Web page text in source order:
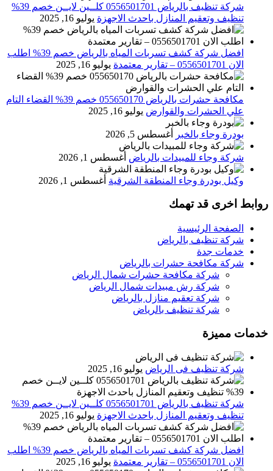
شركة تنظيف بالرياض 0556501701 كلــين لايــن خصم 39%
تنظيف وتعقيم المنازل باحدث الاجهزة يوليو 16, 2025
افضل شركة كشف تسربات المياه بالرياض خصم 39% اطلب
الان 0556501701‬‏ – تقارير معتمدة
يوليو 16, 2025
مكافحة حشرات بالرياض 055650170 خصم 39% القضاء التام
علي الحشرات والقوارض يوليو 16, 2025
بودرة وجاء بالخبر أغسطس 5, 2026
شركة وجاء للمبيدات بالرياض أغسطس 1, 2026
وكيل بودرة وجاء المنطقة الشرقية أغسطس 1, 2026
روابط اخرى قد تهمك
الصفحة الرئيسية
شركة تنظيف بالرياض
خدمات جدة
شركة مكافحة حشرات بالرياض
شركة مكافحة حشرات شمال الرياض
شركة رش مبيدات شمال الرياض
شركة تعقيم منازل بالرياض
شركة تنظيف بالرياض
خدمات مميزة
شركة تنظيف فى الرياض يوليو 16, 2025
شركة تنظيف بالرياض 0556501701 كلــين لايــن خصم 39%
تنظيف وتعقيم المنازل باحدث الاجهزة يوليو 16, 2025
افضل شركة كشف تسربات المياه بالرياض خصم 39% اطلب
الان 0556501701‬‏ – تقارير معتمدة
يوليو 16, 2025